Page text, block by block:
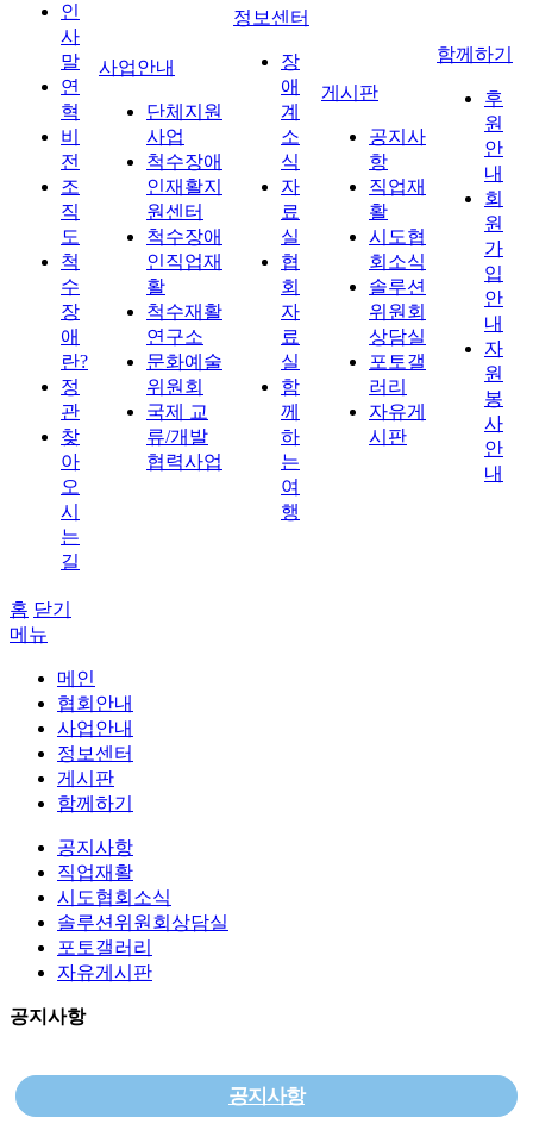
인
사
말
연
혁
비
전
조
직
도
척
수
장
애
란?
정
관
찾
아
오
시
는
길
사업안내
단체지원
사업
척수장애
인재활지
원센터
척수장애
인직업재
활
척수재활
연구소
문화예술
위원회
국제 교
류/개발
협력사업
정보센터
장
애
계
소
식
자
료
실
협
회
자
료
실
함
께
하
는
여
행
게시판
공지사
항
직업재
활
시도협
회소식
솔루션
위원회
상담실
포토갤
러리
자유게
시판
함께하기
후
원
안
내
회
원
가
입
안
내
자
원
봉
사
안
내
홈 닫기
메뉴
메인
협회안내
사업안내
정보센터
게시판
함께하기
공지사항
직업재활
시도협회소식
솔루션위원회상담실
포토갤러리
자유게시판
공지사항
공지사항